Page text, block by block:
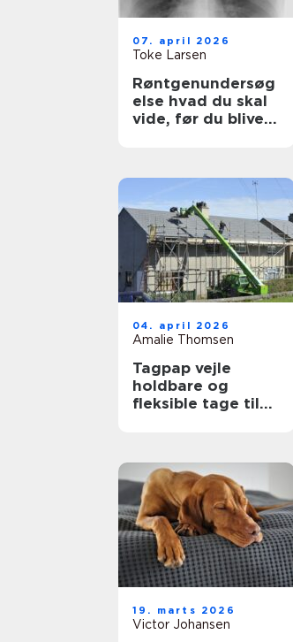
07. april 2026
Toke Larsen
Røntgenundersøg
else hvad du skal
vide, før du bliver
04. april 2026
Amalie Thomsen
Tagpap vejle
holdbare og
fleksible tage til
19. marts 2026
Victor Johansen